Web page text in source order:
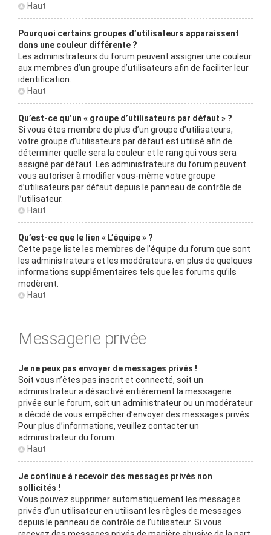
Haut
Pourquoi certains groupes d’utilisateurs apparaissent
dans une couleur différente ?
Les administrateurs du forum peuvent assigner une couleur
aux membres d’un groupe d’utilisateurs afin de faciliter leur
identification.
Haut
Qu’est-ce qu’un « groupe d’utilisateurs par défaut » ?
Si vous êtes membre de plus d’un groupe d’utilisateurs,
votre groupe d’utilisateurs par défaut est utilisé afin de
déterminer quelle sera la couleur et le rang qui vous sera
assigné par défaut. Les administrateurs du forum peuvent
vous autoriser à modifier vous-même votre groupe
d’utilisateurs par défaut depuis le panneau de contrôle de
l’utilisateur.
Haut
Qu’est-ce que le lien « L’équipe » ?
Cette page liste les membres de l’équipe du forum que sont
les administrateurs et les modérateurs, en plus de quelques
informations supplémentaires tels que les forums qu’ils
modèrent.
Haut
Messagerie privée
Je ne peux pas envoyer de messages privés !
Soit vous n’êtes pas inscrit et connecté, soit un
administrateur a désactivé entièrement la messagerie
privée sur le forum, soit un administrateur ou un modérateur
a décidé de vous empêcher d’envoyer des messages privés.
Pour plus d’informations, veuillez contacter un
administrateur du forum.
Haut
Je continue à recevoir des messages privés non
sollicités !
Vous pouvez supprimer automatiquement les messages
privés d’un utilisateur en utilisant les règles de messages
depuis le panneau de contrôle de l’utilisateur. Si vous